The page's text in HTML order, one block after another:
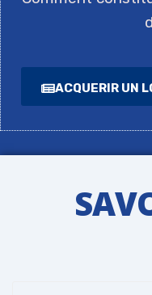
ACQUERIR UN